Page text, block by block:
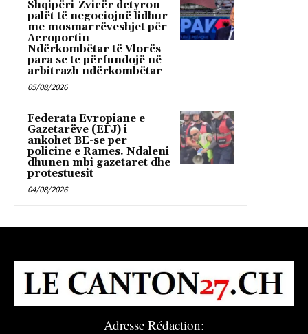
Shqipëri-Zvicër detyron
palët të negociojnë lidhur
me mosmarrëveshjet për
Aeroportin
Ndërkombëtar të Vlorës
para se te përfundojë në
arbitrazh ndërkombëtar
05/08/2026
Federata Evropiane e
Gazetarëve (EFJ) i
ankohet BE-se per
policine e Rames. Ndaleni
dhunen mbi gazetaret dhe
protestuesit
04/08/2026
Adresse Rédaction: